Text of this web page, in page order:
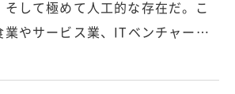
して極めて人工的な存在だ。こ
業やサービス業、ITベンチャー…